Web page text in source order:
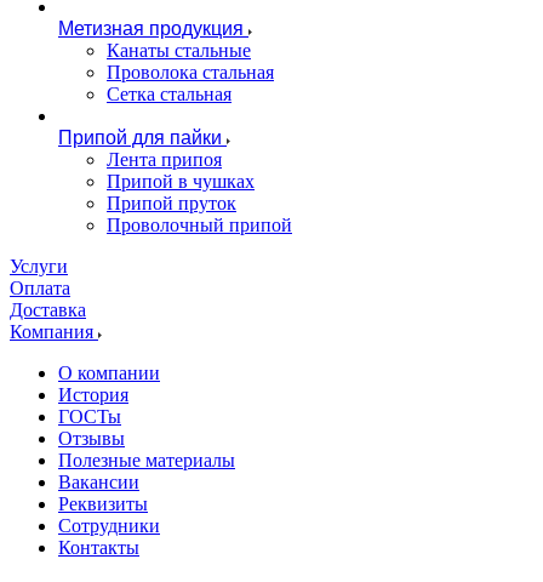
Метизная продукция
Канаты стальные
Проволока стальная
Сетка стальная
Припой для пайки
Лента припоя
Припой в чушках
Припой пруток
Проволочный припой
Услуги
Оплата
Доставка
Компания
О компании
История
ГОСТы
Отзывы
Полезные материалы
Вакансии
Реквизиты
Сотрудники
Контакты